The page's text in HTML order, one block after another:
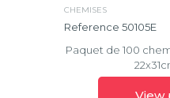
CHEMISES
Reference 50105E
Paquet de 100